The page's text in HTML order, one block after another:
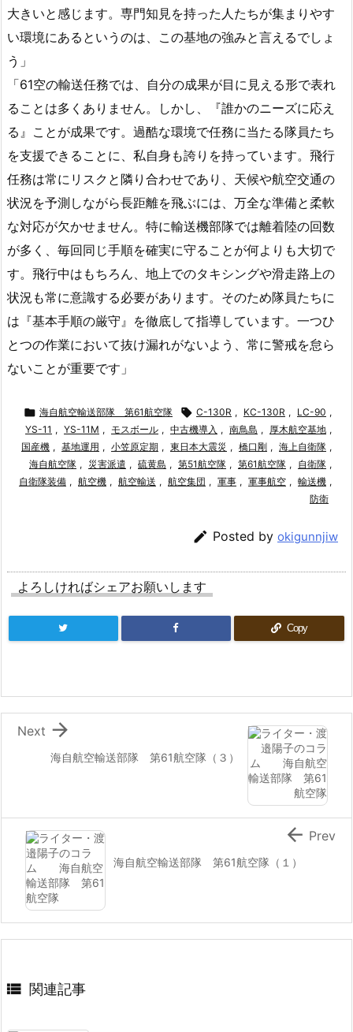
大きいと感じます。専門知見を持った人たちが集まりやす
い環境にあるというのは、この基地の強みと言えるでしょ
う」
「61空の輸送任務では、自分の成果が目に見える形で表れ
ることは多くありません。しかし、『誰かのニーズに応え
る』ことが成果です。過酷な環境で任務に当たる隊員たち
を支援できることに、私自身も誇りを持っています。飛行
任務は常にリスクと隣り合わせであり、天候や航空交通の
状況を予測しながら長距離を飛ぶには、万全な準備と柔軟
な対応が欠かせません。特に輸送機部隊では離着陸の回数
が多く、毎回同じ手順を確実に守ることが何よりも大切で
す。飛行中はもちろん、地上でのタキシングや滑走路上の
状況も常に意識する必要があります。そのため隊員たちに
は『基本手順の厳守』を徹底して指導しています。一つひ
とつの作業において抜け漏れがないよう、常に警戒を怠ら
ないことが重要です」
 海自航空輸送部隊 第61航空隊  C-130R , KC-130R , LC-90 ,
YS-11 , YS-11M , モスボール , 中古機導入 , 南鳥島 , 厚木航空基地 ,
国産機 , 基地運用 , 小笠原定期 , 東日本大震災 , 橋口剛 , 海上自衛隊 ,
海自航空隊 , 災害派遣 , 硫黄島 , 第51航空隊 , 第61航空隊 , 自衛隊 ,
自衛隊装備 , 航空機 , 航空輸送 , 航空集団 , 軍事 , 軍事航空 , 輸送機 ,
防衛
 Posted by okigunnjiw
よろしければシェアお願いします
Copy
海自航空輸送部隊 第61航空隊（３）

Next
海自航空輸送部隊 第61航空隊（１）
 Prev
 関連記事